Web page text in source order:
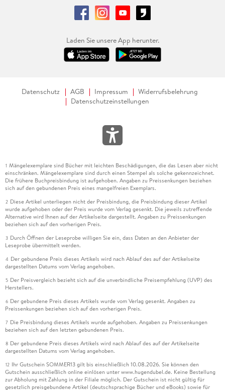
Laden Sie unsere App herunter.
Datenschutz AGB Impressum
Widerrufsbelehrung
Datenschutzeinstellungen
1 Mängelexemplare sind Bücher mit leichten Beschädigungen, die das Lesen aber nicht
einschränken. Mängelexemplare sind durch einen Stempel als solche gekennzeichnet.
Die frühere Buchpreisbindung ist aufgehoben. Angaben zu Preissenkungen beziehen
sich auf den gebundenen Preis eines mangelfreien Exemplars.
2 Diese Artikel unterliegen nicht der Preisbindung, die Preisbindung dieser Artikel
wurde aufgehoben oder der Preis wurde vom Verlag gesenkt. Die jeweils zutreffende
Alternative wird Ihnen auf der Artikelseite dargestellt. Angaben zu Preissenkungen
beziehen sich auf den vorherigen Preis.
3 Durch Öffnen der Leseprobe willigen Sie ein, dass Daten an den Anbieter der
Leseprobe übermittelt werden.
4 Der gebundene Preis dieses Artikels wird nach Ablauf des auf der Artikelseite
dargestellten Datums vom Verlag angehoben.
5 Der Preisvergleich bezieht sich auf die unverbindliche Preisempfehlung (UVP) des
Herstellers.
6 Der gebundene Preis dieses Artikels wurde vom Verlag gesenkt. Angaben zu
Preissenkungen beziehen sich auf den vorherigen Preis.
7 Die Preisbindung dieses Artikels wurde aufgehoben. Angaben zu Preissenkungen
beziehen sich auf den letzten gebundenen Preis.
8 Der gebundene Preis dieses Artikels wird nach Ablauf des auf der Artikelseite
dargestellten Datums vom Verlag angehoben.
12 Ihr Gutschein SOMMER13 gilt bis einschließlich 10.08.2026. Sie können den
Gutschein ausschließlich online einlösen unter www.hugendubel.de. Keine Bestellung
zur Abholung mit Zahlung in der Filiale möglich. Der Gutschein ist nicht gültig für
gesetzlich preisgebundene Artikel (deutschsprachige Bücher und eBooks) sowie für